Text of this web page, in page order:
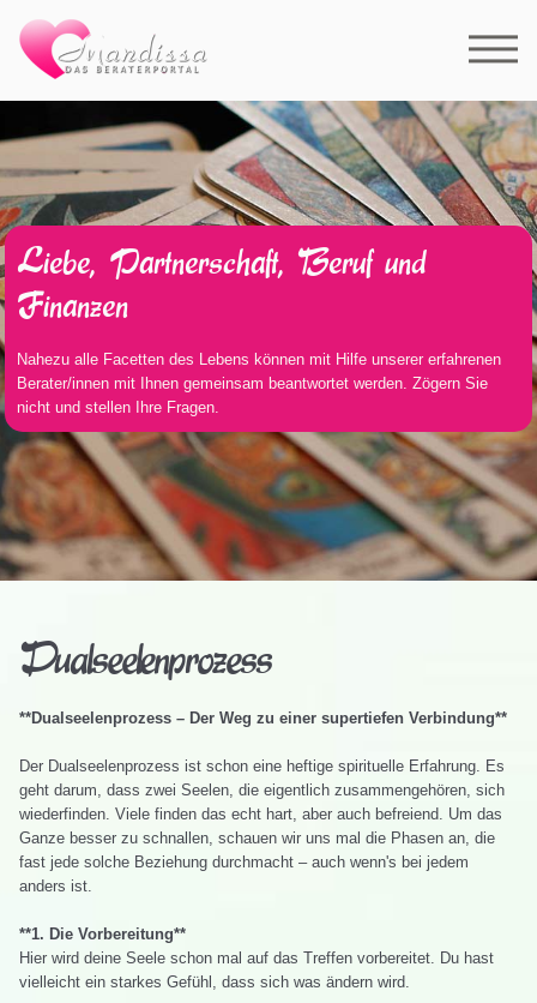
Liebe, Partnerschaft, Beruf und
Finanzen
Nahezu alle Facetten des Lebens können mit Hilfe unserer erfahrenen
Berater/innen mit Ihnen gemeinsam beantwortet werden. Zögern Sie
nicht und stellen Ihre Fragen.
Dualseelenprozess
**Dualseelenprozess – Der Weg zu einer supertiefen Verbindung**
Der Dualseelenprozess ist schon eine heftige spirituelle Erfahrung. Es
geht darum, dass zwei Seelen, die eigentlich zusammengehören, sich
wiederfinden. Viele finden das echt hart, aber auch befreiend. Um das
Ganze besser zu schnallen, schauen wir uns mal die Phasen an, die
fast jede solche Beziehung durchmacht – auch wenn's bei jedem
anders ist.
**1. Die Vorbereitung**
Hier wird deine Seele schon mal auf das Treffen vorbereitet. Du hast
vielleicht ein starkes Gefühl, dass sich was ändern wird.